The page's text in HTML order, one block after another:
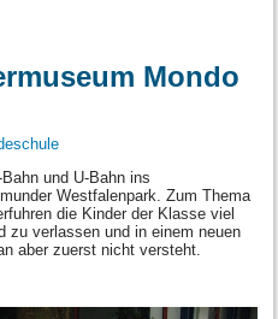
Mondo
und U-Bahn ins
Westfalenpark. Zum Thema
die Kinder der Klasse viel
zu verlassen und in einem neuen
aber zuerst nicht versteht.